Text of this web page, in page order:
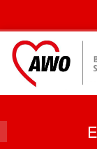
content